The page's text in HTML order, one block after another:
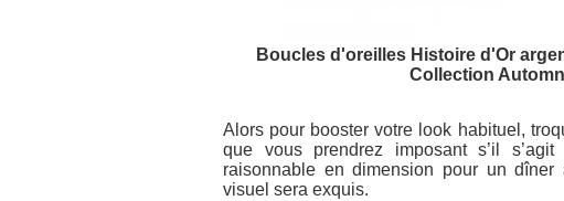
Boucles d'oreilles Histoire d'Or
Collection
Alors pour booster votre look habituel,
que vous prendrez imposant s’il
raisonnable en dimension pour un
visuel sera exquis.